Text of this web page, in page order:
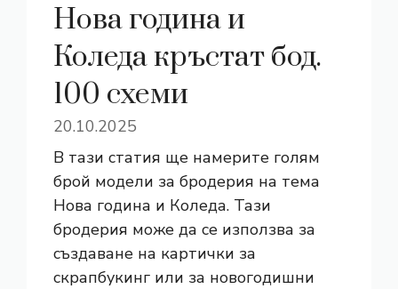
Нова година и
Коледа кръстат бод.
100 схеми
20.10.2025
В тази статия ще намерите голям
брой модели за бродерия на тема
Нова година и Коледа. Тази
бродерия може да се използва за
създаване на картички за
скрапбукинг или за новогодишни